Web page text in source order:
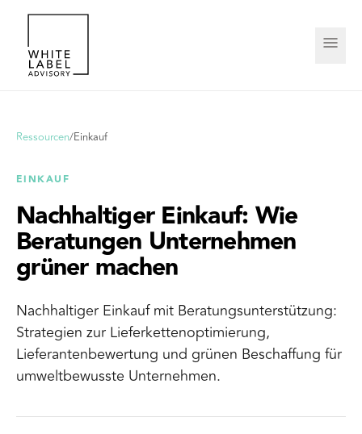
Ressourcen/Einkauf
EINKAUF
Nachhaltiger Einkauf: Wie
Beratungen Unternehmen
grüner machen
Nachhaltiger Einkauf mit Beratungsunterstützung:
Strategien zur Lieferkettenoptimierung,
Lieferantenbewertung und grünen Beschaffung für
umweltbewusste Unternehmen.